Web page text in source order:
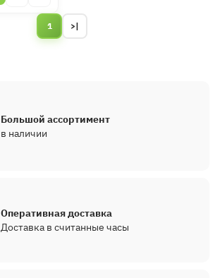
1 >|
Большой ассортимент
в наличии
Оперативная доставка
Доставка в считанные часы